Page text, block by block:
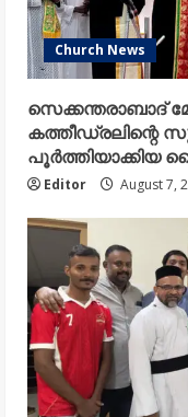
Church News
സെക്കന്തരാബാദ്
കത്തീഡ്രലിന്റെ
പൂർത്തിയാക്കിയ
Editor August 7,